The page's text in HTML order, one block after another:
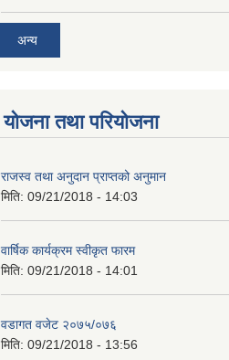
अन्य
योजना तथा परियोजना
राजस्व तथा अनुदान प्राप्तको अनुमान
मिति: 09/21/2018 - 14:03
वार्षिक कार्यक्रम स्वीकृत फारम
मिति: 09/21/2018 - 14:01
वडागत वजेट २०७५/०७६
मिति: 09/21/2018 - 13:56